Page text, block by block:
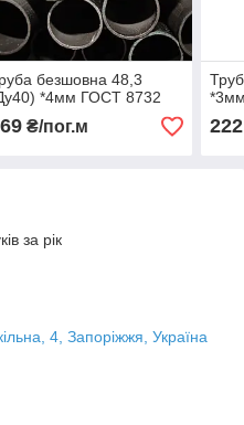
безшовна 48,3
*4мм ГОСТ 8732
₴/пог.м 222
за рік
4, Запоріжжя, Україна